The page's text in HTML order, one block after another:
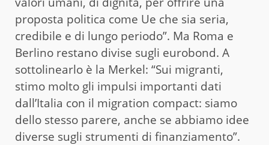
proposta politica come Ue che sia seria,
credibile e di lungo periodo”. Ma Roma e
Berlino restano divise sugli eurobond. A
sottolinearlo è la Merkel: “Sui migranti,
stimo molto gli impulsi importanti dati
dall’Italia con il migration compact: siamo
dello stesso parere, anche se abbiamo idee
diverse sugli strumenti di finanziamento”.